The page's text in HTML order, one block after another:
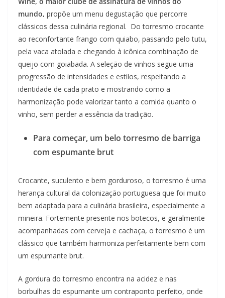
mundo, propõe um menu degustação que percorre
clássicos dessa culinária regional. Do torresmo crocante
ao reconfortante frango com quiabo, passando pelo tutu,
pela vaca atolada e chegando à icônica combinação de
queijo com goiabada. A seleção de vinhos segue uma
progressão de intensidades e estilos, respeitando a
identidade de cada prato e mostrando como a
harmonização pode valorizar tanto a comida quanto o
vinho, sem perder a essência da tradição.
Para começar, um belo torresmo de barriga
com espumante brut
Crocante, suculento e bem gorduroso, o torresmo é uma
herança cultural da colonização portuguesa que foi muito
bem adaptada para a culinária brasileira, especialmente a
mineira. Fortemente presente nos botecos, e geralmente
acompanhadas com cerveja e cachaça, o torresmo é um
clássico que também harmoniza perfeitamente bem com
um espumante brut.
A gordura do torresmo encontra na acidez e nas
borbulhas do espumante um contraponto perfeito, onde